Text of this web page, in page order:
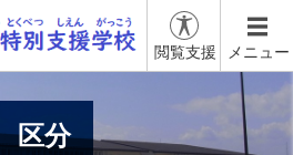
閲覧支援 メニュー
区分